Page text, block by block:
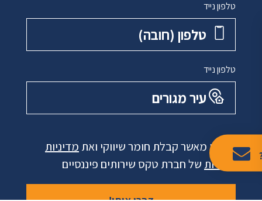
טלפון נייד
טלפון ‏(חובה)
טלפון נייד
עיר מגורים
אני מאשר קבלת חומר שיווקי ואת מדיניות
פרטיות של חברת טקס שירותים פיננסיים